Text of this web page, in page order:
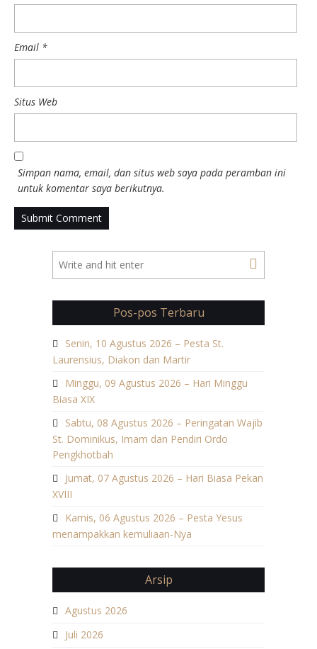
Email *
Situs Web
Simpan nama, email, dan situs web saya pada peramban ini
untuk komentar saya berikutnya.
Pos-pos Terbaru
Senin, 10 Agustus 2026 – Pesta St.
Laurensius, Diakon dan Martir
Minggu, 09 Agustus 2026 – Hari Minggu
Biasa XIX
Sabtu, 08 Agustus 2026 – Peringatan Wajib
St. Dominikus, Imam dan Pendiri Ordo
Pengkhotbah
Jumat, 07 Agustus 2026 – Hari Biasa Pekan
XVIII
Kamis, 06 Agustus 2026 – Pesta Yesus
menampakkan kemuliaan-Nya
Arsip
Agustus 2026
Juli 2026